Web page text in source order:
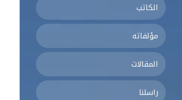
الكاتب
مؤلفاته
المقالات
راسلنا